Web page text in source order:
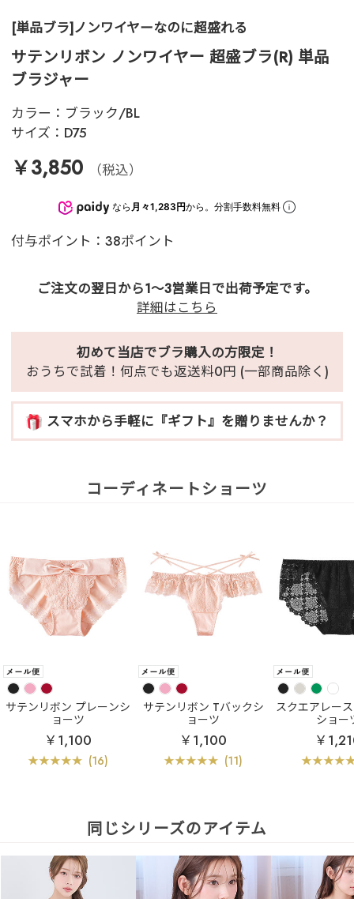
[単品ブラ]ノンワイヤーなのに超盛れる
サテンリボン ノンワイヤー 超盛ブラ(R) 単品
ブラジャー
カラー： ブラック/BL
サイズ： D75
￥3,850 （税込）
なら 月々1,283円から。分割手数料無料
付与ポイント：38ポイント
ご注文の翌日から1～3営業日で出荷予定です。
詳細はこちら
初めて当店でブラ購入の方限定！
おうちで試着！何点でも返送料0円 (一部商品除く)
スマホから手軽に『ギフト』を贈りませんか？
コーディネートショーツ
サテンリボン プレーンシ
ョーツ
￥1,100
(16)
サテンリボン Tバックシ
ョーツ
￥1,100
(11)
スクエアレー
ショー
￥
同じシリーズのアイテム